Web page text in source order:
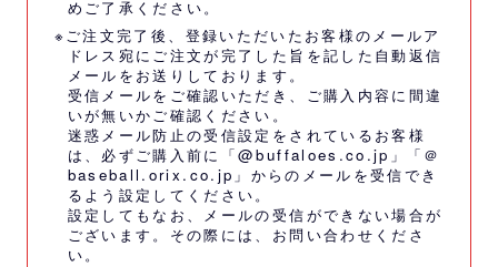
めご了承ください。
※ご注文完了後、登録いただいたお客様のメールア
ドレス宛にご注文が完了した旨を記した自動返信
メールをお送りしております。
受信メールをご確認いただき、ご購入内容に間違
いが無いかご確認ください。
迷惑メール防止の受信設定をされているお客様
は、必ずご購入前に「@buffaloes.co.jp」「＠
baseball.orix.co.jp」からのメールを受信でき
るよう設定してください。
設定してもなお、メールの受信ができない場合が
ございます。その際には、 お問い合わせくださ
い。